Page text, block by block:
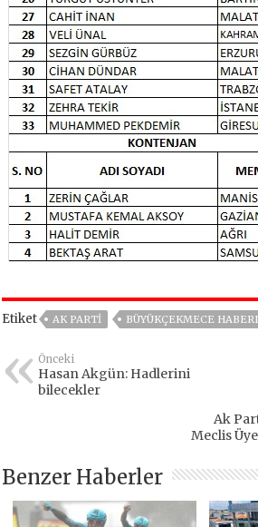
Etiket AK PARTİ BÜYÜKÇEKMECE
Önceki
Hasan Akgün: Hadlerini
bilecekler
Ak
Meclis
Benzer Haberler